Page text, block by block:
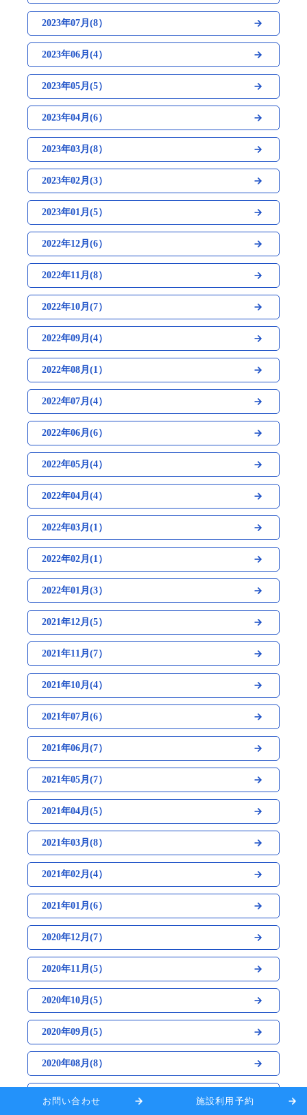
2023年07月(8）
2023年06月(4）
2023年05月(5）
2023年04月(6）
2023年03月(8）
2023年02月(3）
2023年01月(5）
2022年12月(6）
2022年11月(8）
2022年10月(7）
2022年09月(4）
2022年08月(1）
2022年07月(4）
2022年06月(6）
2022年05月(4）
2022年04月(4）
2022年03月(1）
2022年02月(1）
2022年01月(3）
2021年12月(5）
2021年11月(7）
2021年10月(4）
2021年07月(6）
2021年06月(7）
2021年05月(7）
2021年04月(5）
2021年03月(8）
2021年02月(4）
2021年01月(6）
2020年12月(7）
2020年11月(5）
2020年10月(5）
2020年09月(5）
2020年08月(8）
2020年07月(4）
お問い合わせ 施設利用予約